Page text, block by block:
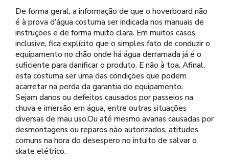
De forma geral, a informação de que o hoverboard não
é à prova d’água costuma ser indicada nos manuais de
instruções e de forma muito clara. Em muitos casos,
inclusive, fica explícito que o simples fato de conduzir o
equipamento no chão onde há água derramada já é o
suficiente para danificar o produto. E não à toa. Afinal,
esta costuma ser uma das condições que podem
acarretar na perda da garantia do equipamento.
Sejam danos ou defeitos causados por passeios na
chuva e imersão em água, entre outras situações
diversas de mau uso.Ou até mesmo avarias causadas por
desmontagens ou reparos não autorizados, atitudes
comuns na hora do desespero no intuito de salvar o
skate elétrico.